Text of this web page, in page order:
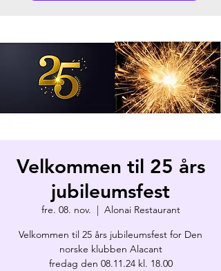
Velkommen til 25 års
jubileumsfest
fre. 08. nov.
  |
Alonai Restaurant
Velkommen til 25 års jubileumsfest for Den
norske klubben Alacant
fredag den 08.11.24 kl. 18.00